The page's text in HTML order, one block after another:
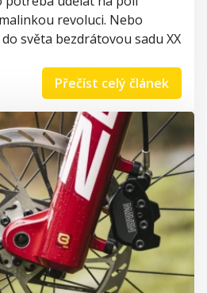
revoluci. Nebo
světa bezdrátovou sadu XX
Přečíst celý článek